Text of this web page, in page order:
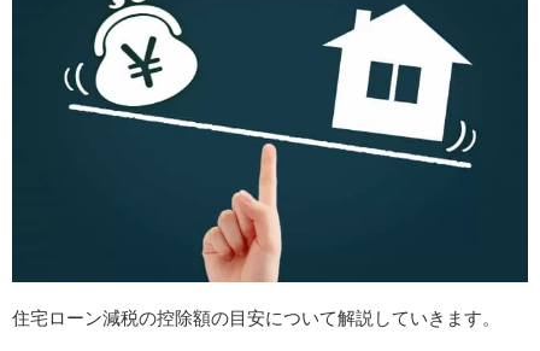
住宅ローン減税の控除額の目安について解説していきます。